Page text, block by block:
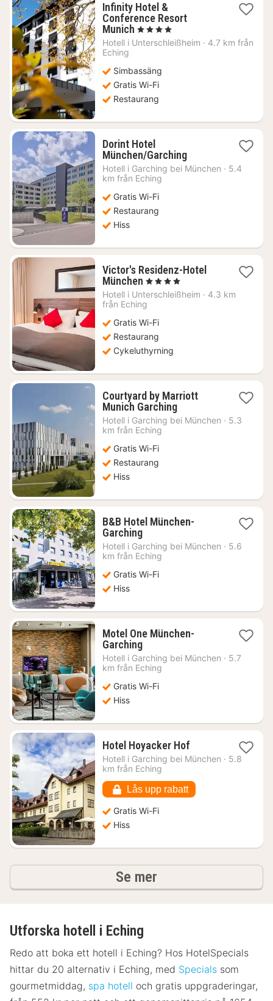
Infinity Hotel &
Conference Resort
Munich 1
natt
kr.
, 4 Stjärnor
Hotell i Unterschleißheim · 4.7 km från
Eching
Simbassäng
Gratis Wi-Fi
Restaurang
Dorint Hotel
München/Garching1
natt
Hotell i Garching bei München · 5.4
km från Eching
Gratis Wi-Fi
Restaurang
Hiss
Victor's Residenz-Hotel
München 1
natt
från
714
kr.
, 4 Stjärnor
Hotell i Unterschleißheim · 4.3 km
från Eching
Gratis Wi-Fi
Restaurang
Cykeluthyrning
Courtyard by Marriott
Munich Garching1
natt
Hotell i Garching bei München · 5.3
km från Eching
Gratis Wi-Fi
Restaurang
Hiss
B&B Hotel München-
Garching1
natt
från
552
kr.
Hotell i Garching bei München · 5.6
km från Eching
Gratis Wi-Fi
Hiss
Motel One München-
Garching1
natt
från
789
kr.
Hotell i Garching bei München · 5.7
km från Eching
Gratis Wi-Fi
Hiss
Hotel Hoyacker Hof1
natt
kr.
Hotell i Garching bei München · 5.8
km från Eching
Lås upp rabatt
Gratis Wi-Fi
Hiss
Se mer
Utforska hotell i Eching
Redo att boka ett hotell i Eching? Hos HotelSpecials
hittar du 20 alternativ i Eching, med Specials som
gourmetmiddag, spa hotell och gratis uppgraderingar,